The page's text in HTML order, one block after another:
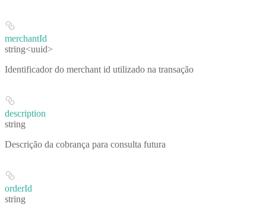
merchantId
string<uuid>
Identificador do merchant id utilizado na transação
description
string
Descrição da cobrança para consulta futura
orderId
string